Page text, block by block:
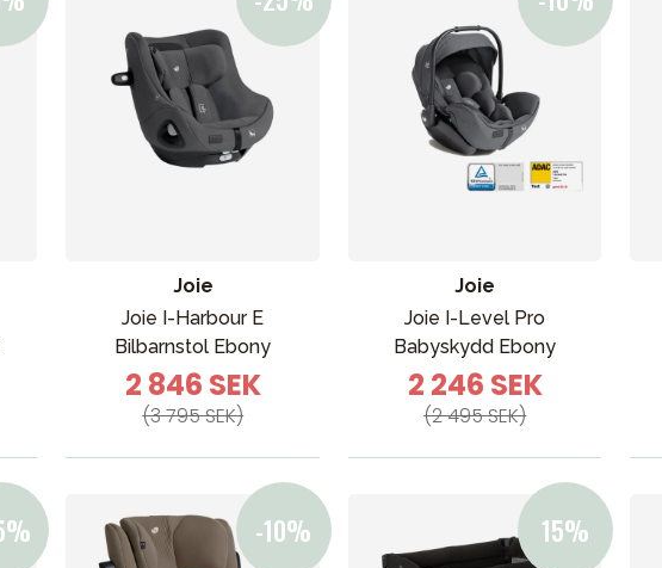
Joie
Joie I-Harbour E
Bilbarnstol Ebony
2 846 SEK
(3 795 SEK)
Joie
Joie I-Level Pro
Babyskydd Ebony
2 246 SEK
(2 495 SEK)